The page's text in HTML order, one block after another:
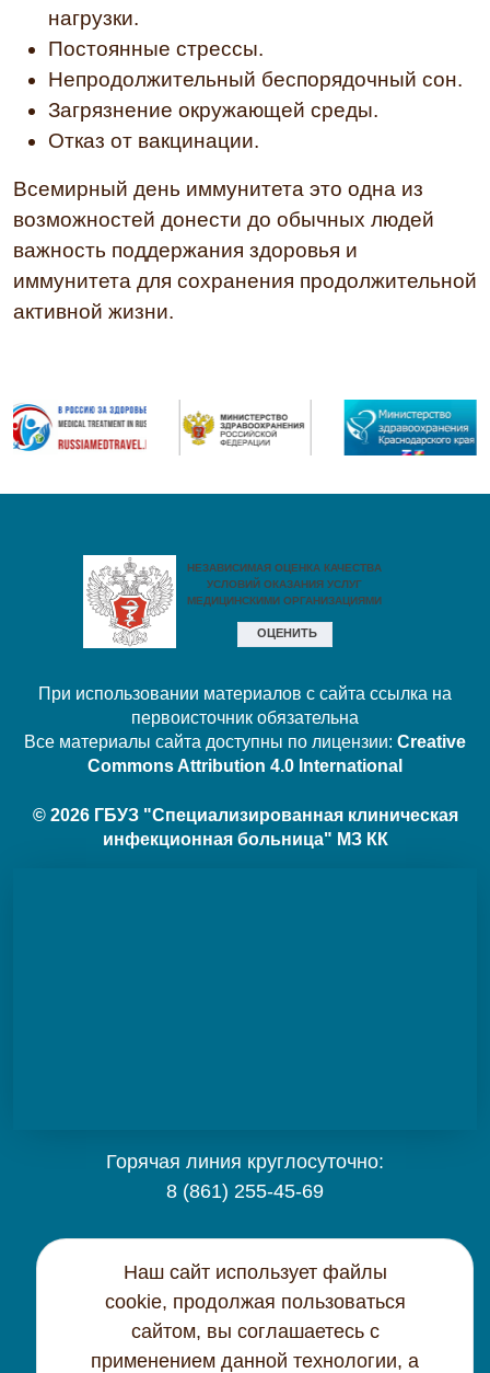
нагрузки.
Постоянные стрессы.
Непродолжительный беспорядочный сон.
Загрязнение окружающей среды.
Отказ от вакцинации.
Всемирный день иммунитета это одна из
возможностей донести до обычных людей
важность поддержания здоровья и
иммунитета для сохранения продолжительной
активной жизни.
При использовании материалов с сайта ссылка на
первоисточник обязательна
Все материалы сайта доступны по лицензии: Creative
Commons Attribution 4.0 International
© 2026 ГБУЗ "Специализированная клиническая
инфекционная больница" МЗ КК
Горячая линия круглосуточно:
8 (861) 255-45-69
Контактная информация
Политика конфиденциальности
Наш сайт использует файлы
cookie, продолжая пользоваться
сайтом, вы соглашаетесь с
применением данной технологии, а